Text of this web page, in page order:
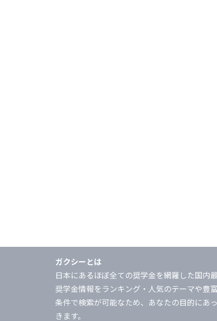
ガクシーとは
日本にあるほぼ全ての奨学金を網羅した国内
奨学金情報をランキング・人気のテーマや豊
条件で検索が可能なため、あなたの目的にあ
きます。